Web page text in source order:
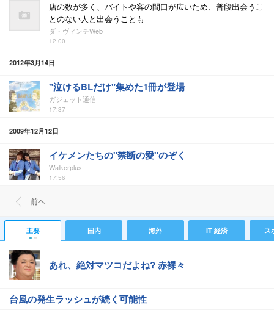
店の数が多く、バイトや客の間口が広いため、普段出会うこ
とのない人と出会うことも
ダ・ヴィンチWeb
12:00
2012年3月14日
"泣けるBLだけ"集めた1冊が登場
ガジェット通信
17:37
2009年12月12日
イケメンたちの"禁断の愛"のぞく
Walkerplus
17:56
前ヘ
主要 国内 海外 IT 経済 ス
あれ、絶対マツコだよね? 赤裸々
台風の発生ラッシュが続く可能性